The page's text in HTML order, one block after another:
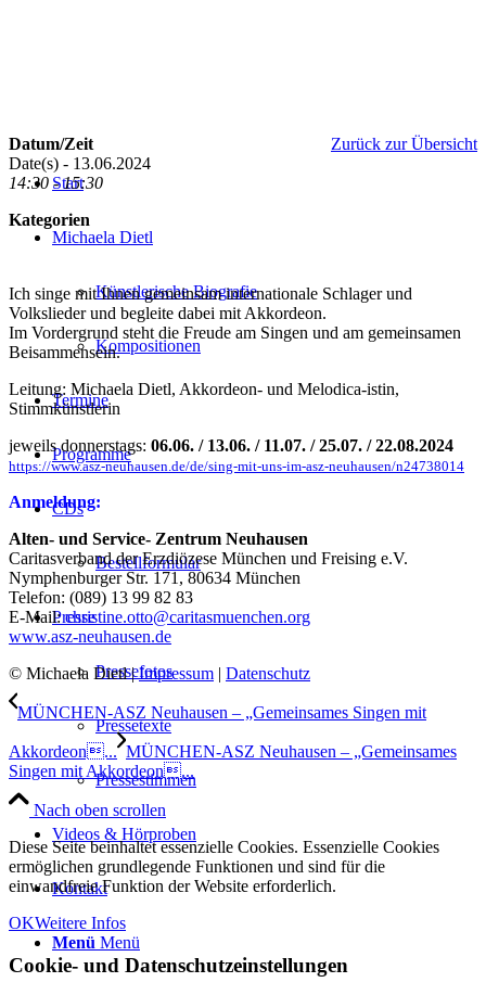
Start
Michaela Dietl
Künstlerische Biografie
Kompositionen
Termine
Programme
CDs
Bestellformular
Presse
Pressefotos
Pressetexte
Pressestimmen
Videos & Hörproben
Kontakt
Menü Menü
Zurück zur Übersicht
Datum/Zeit
Date(s) - 13.06.2024
14:30 - 15:30
Kategorien
Ich singe mit Ihnen gemeinsam internationale Schlager und
Volkslieder und begleite dabei mit Akkordeon.
Im Vordergrund steht die Freude am Singen und am gemeinsamen
Beisammensein.
Leitung: Michaela Dietl, Akkordeon- und Melodica-istin,
Stimmkünstlerin
jeweils donnerstags: 06.06. / 13.06. / 11.07. / 25.07. / 22.08.2024
https://www.asz-neuhausen.de/de/sing-mit-uns-im-asz-neuhausen/n24738014
Anmeldung:
Alten- und Service- Zentrum Neuhausen
Caritasverband der Erzdiözese München und Freising e.V.
Nymphenburger Str. 171, 80634 München
Telefon: (089) 13 99 82 83
E-Mail:christine.otto@caritasmuenchen.org
www.asz-neuhausen.de
© Michaela Dietl |Impressum | Datenschutz
MÜNCHEN-ASZ Neuhausen – „Gemeinsames Singen mit
Akkordeon... MÜNCHEN-ASZ Neuhausen – „Gemeinsames
Singen mit Akkordeon...
Nach oben scrollen
Diese Seite beinhaltet essenzielle Cookies. Essenzielle Cookies
ermöglichen grundlegende Funktionen und sind für die
einwandfreie Funktion der Website erforderlich.
OKWeitere Infos
Cookie- und Datenschutzeinstellungen